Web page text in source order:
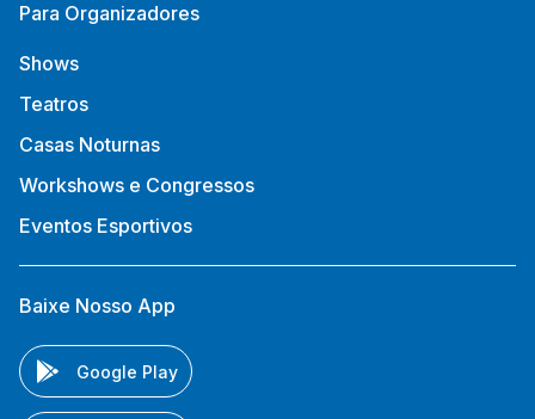
Para Organizadores
Shows
Teatros
Casas Noturnas
Workshows e Congressos
Eventos Esportivos
Baixe Nosso App
Google Play